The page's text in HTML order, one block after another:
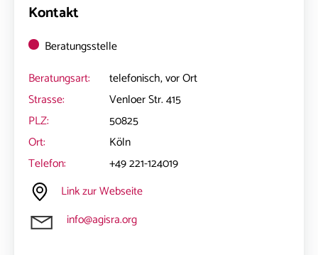
Kontakt
Beratungsstelle
Beratungsart:
telefonisch, vor Ort
Strasse:
Venloer Str. 415
PLZ:
50825
Ort:
Köln
Telefon:
+49 221-124019
Link zur Webseite
info@agisra.org